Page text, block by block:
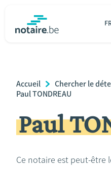
Relations et vivre ensemble
Héritage et donations
Accueil
Chercher le
Paul TONDREAU
Paul
Ce notaire est peut-être